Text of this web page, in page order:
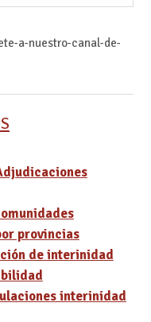
a-nuestro-canal-de-
provincias
de interinidad
interinidad